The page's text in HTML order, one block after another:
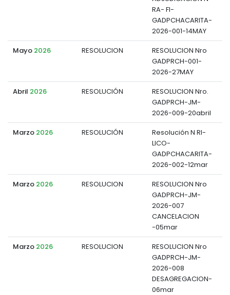
RA- FI-
GADPCHACARITA-
2026-001-14MAY
Mayo 2026 RESOLUCION
RESOLUCION Nro
GADPRCH-001-
2026-27MAY
Abril 2026 RESOLUCIÓN
RESOLUCION Nro.
GADPRCH-JM-
2026-009-20abril
Marzo 2026 RESOLUCIÓN
Resolución N RI-
LICO-
GADPCHACARITA-
2026-002-12mar
Marzo 2026 RESOLUCION
RESOLUCION Nro
GADPRCH-JM-
2026-007
CANCELACION
-05mar
Marzo 2026 RESOLUCION
RESOLUCION Nro
GADPRCH-JM-
2026-008
DESAGREGACION-
06mar